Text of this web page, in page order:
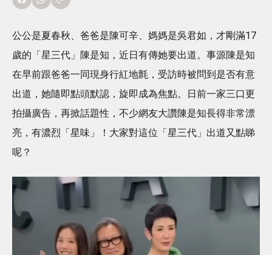
公公是夏春秋、爸爸是陳可辛、媽媽是吳君如，才剛滿17
歲的「星三代」陳是知，近日有傳她要出道。事源陳是知
在早前跟爸爸一同現身行紅地氈，受訪時被問到是否有意
出道，她隨即點頭默認，旋即成為焦點。日前一家三口更
拍攝廣告，再掀話題性，不少網友大讚陳是知長得非常漂
亮，有濃烈「星味」！大家對這位「星三代」出道又點睇
呢？